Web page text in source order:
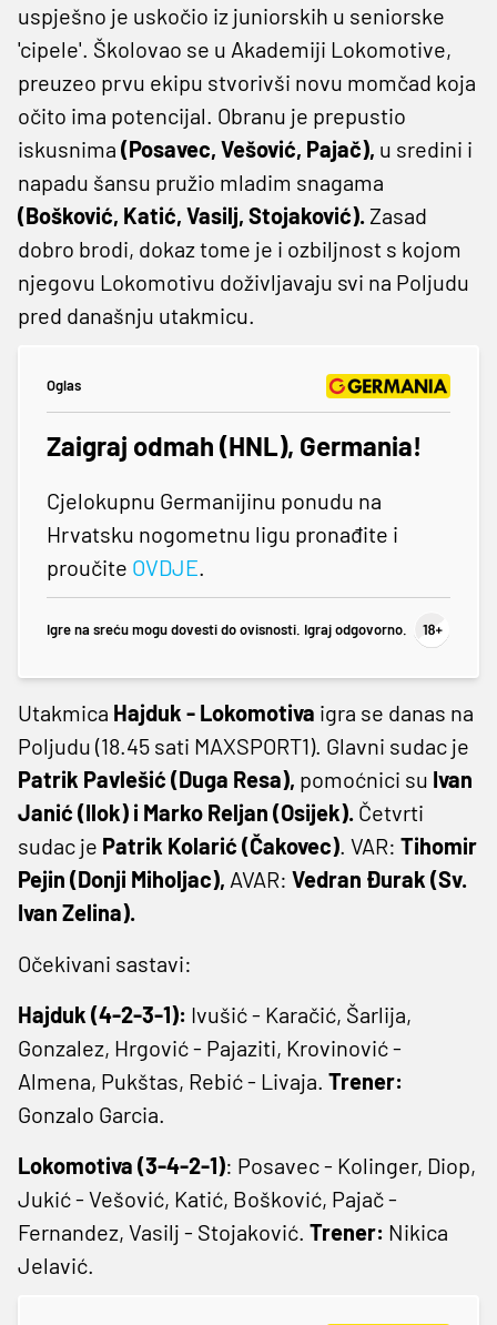
uspješno je uskočio iz juniorskih u seniorske
'cipele'. Školovao se u Akademiji Lokomotive,
preuzeo prvu ekipu stvorivši novu momčad koja
očito ima potencijal. Obranu je prepustio
iskusnima (Posavec, Vešović, Pajač), u sredini i
napadu šansu pružio mladim snagama
(Bošković, Katić, Vasilj, Stojaković). Zasad
dobro brodi, dokaz tome je i ozbiljnost s kojom
njegovu Lokomotivu doživljavaju svi na Poljudu
pred današnju utakmicu.
Oglas
Zaigraj odmah (HNL), Germania!
Cjelokupnu Germanijinu ponudu na
Hrvatsku nogometnu ligu pronađite i
proučite OVDJE.
Igre na sreću mogu dovesti do ovisnosti. Igraj odgovorno.
Utakmica Hajduk - Lokomotiva igra se danas na
Poljudu (18.45 sati MAXSPORT1). Glavni sudac je
Patrik Pavlešić (Duga Resa), pomoćnici su Ivan
Janić (Ilok) i Marko Reljan (Osijek). Četvrti
sudac je Patrik Kolarić (Čakovec). VAR: Tihomir
Pejin (Donji Miholjac), AVAR: Vedran Đurak (Sv.
Ivan Zelina).
Očekivani sastavi:
Hajduk (4-2-3-1): Ivušić - Karačić, Šarlija,
Gonzalez, Hrgović - Pajaziti, Krovinović -
Almena, Pukštas, Rebić - Livaja. Trener:
Gonzalo Garcia.
Lokomotiva (3-4-2-1): Posavec - Kolinger, Diop,
Jukić - Vešović, Katić, Bošković, Pajač -
Fernandez, Vasilj - Stojaković. Trener: Nikica
Jelavić.